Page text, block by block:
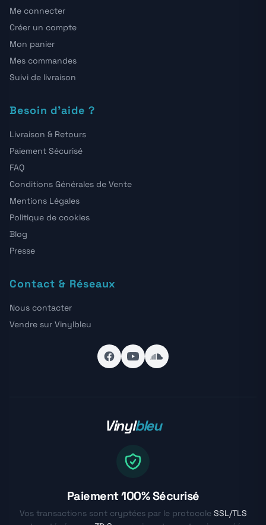
Me connecter
Créer un compte
Mon panier
Mes commandes
Suivi de livraison
Besoin d'aide ?
Livraison & Retours
Paiement Sécurisé
FAQ
Conditions Générales de Vente
Mentions Légales
Politique de cookies
Blog
Presse
Contact & Réseaux
Nous contacter
Vendre sur Vinylbleu
Vinylbleu
Paiement 100% Sécurisé
Vos transactions sont cryptées par le protocole SSL/TLS